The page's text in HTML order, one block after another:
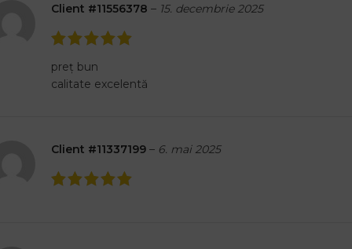
Client #11556378 – 15. decembrie 2025
preț bun
calitate excelentă
Client #11337199 – 6. mai 2025